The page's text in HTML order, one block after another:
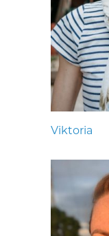
Viktoria